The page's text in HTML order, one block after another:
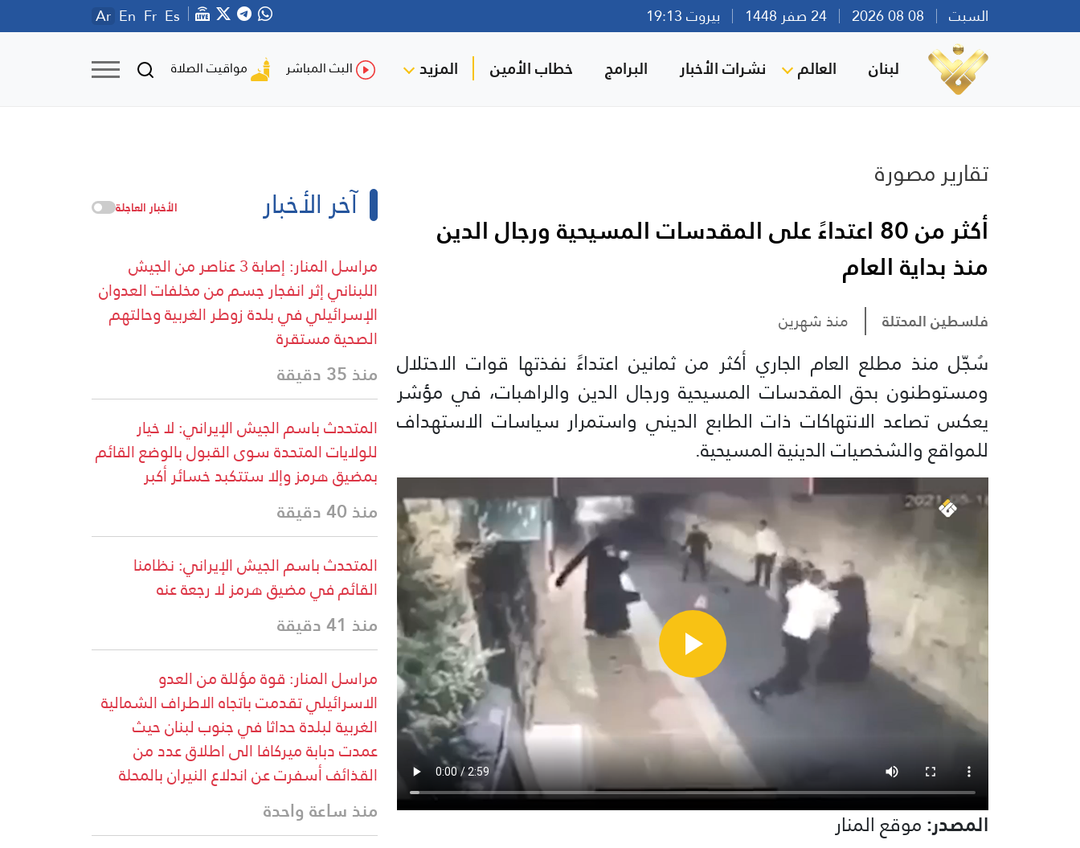
السبت بيروت 19:13 Ar En Fr Es
لبنان العالم نشرات الأخبار البرامج خطاب الأمين المزيد البث المباشر مواقيت الصلاة
تقارير مصورة
أكثر من 80 اعتداءً على المقدسات المسيحية ورجال الدين
منذ بداية العام
فلسطين المحتلة منذ شهرين
سُجّل منذ مطلع العام الجاري أكثر من ثمانين اعتداءً نفذتها قوات الاحتلال
ومستوطنون بحق المقدسات المسيحية ورجال الدين والراهبات، في مؤشر
يعكس تصاعد الانتهاكات ذات الطابع الديني واستمرار سياسات الاستهداف
للمواقع والشخصيات الدينية المسيحية.
المصدر:موقع المنار
آخر الأخبار الأخبار العاجلة
مراسل المنار: إصابة 3 عناصر من الجيش
اللبناني إثر انفجار جسم من مخلفات العدوان
الإسرائيلي في بلدة زوطر الغربية وحالتهم
الصحية مستقرة
منذ 35 دقيقة
المتحدث باسم الجيش الإيراني: لا خيار
للولايات المتحدة سوى القبول بالوضع القائم
بمضيق هرمز وإلا ستتكبد خسائر أكبر
منذ 40 دقيقة
المتحدث باسم الجيش الإيراني: نظامنا
القائم في مضيق هرمز لا رجعة عنه
منذ 41 دقيقة
مراسل المنار: قوة مؤللة من العدو
الاسرائيلي تقدمت باتجاه الاطراف الشمالية
الغربية لبلدة حداثا في جنوب لبنان حيث
عمدت دبابة ميركافا الى اطلاق عدد من
القذائف أسفرت عن اندلاع النيران بالمحلة
منذ ساعة واحدة